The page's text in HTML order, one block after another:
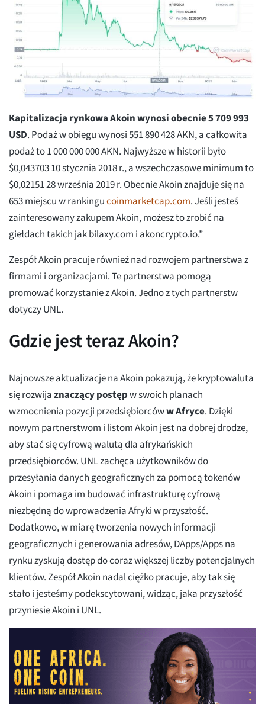
Kapitalizacja rynkowa Akoin wynosi obecnie 5 709 993
USD. Podaż w obiegu wynosi 551 890 428 AKN, a całkowita
podaż to 1 000 000 000 AKN. Najwyższe w historii było
$0,043703 10 stycznia 2018 r., a wszechczasowe minimum to
$0,02151 28 września 2019 r. Obecnie Akoin znajduje się na
653 miejscu w rankingucoinmarketcap.com. Jeśli jesteś
zainteresowany zakupem Akoin, możesz to zrobić na
giełdach takich jak bilaxy.com i akoncrypto.io.”
Zespół Akoin pracuje również nad rozwojem partnerstwa z
firmami i organizacjami. Te partnerstwa pomogą
promować korzystanie z Akoin. Jedno z tych partnerstw
dotyczy UNL.
Gdzie jest teraz Akoin?
Najnowsze aktualizacje na Akoin pokazują, że kryptowaluta
się rozwijaznaczący postępw swoich planach
wzmocnienia pozycji przedsiębiorcóww Afryce. Dzięki
nowym partnerstwom i listom Akoin jest na dobrej drodze,
aby stać się cyfrową walutą dla afrykańskich
przedsiębiorców. UNL zachęca użytkowników do
przesyłania danych geograficznych za pomocą tokenów
Akoin i pomaga im budować infrastrukturę cyfrową
niezbędną do wprowadzenia Afryki w przyszłość.
Dodatkowo, w miarę tworzenia nowych informacji
geograficznych i generowania adresów, DApps/Apps na
rynku zyskują dostęp do coraz większej liczby potencjalnych
klientów. Zespół Akoin nadal ciężko pracuje, aby tak się
stało i jesteśmy podekscytowani, widząc, jaka przyszłość
przyniesie Akoin i UNL.